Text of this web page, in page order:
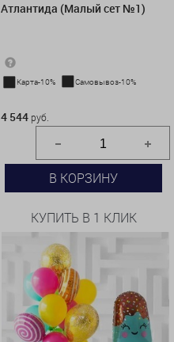
Атлантида (Малый сет №1)
Карта-10% Самовывоз-10%
4 544 руб.
В КОРЗИНУ
КУПИТЬ В 1 КЛИК